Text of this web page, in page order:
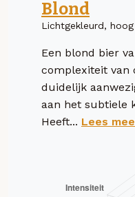
Blond
Lichtgekleurd,
Een blond bier
complexiteit van
duidelijk
aan het subtiele
Heeft... Lees